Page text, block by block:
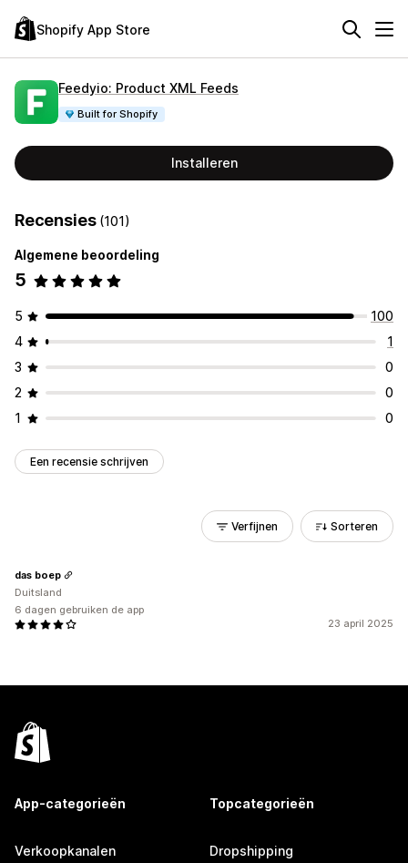
Shopify App Store
Feedyio: Product XML Feeds
Built for Shopify
Installeren
Recensies (101)
Algemene beoordeling
5
5
100
4
1
3
0
2
0
1
0
Een recensie schrijven
Verfijnen Sorteren
23 april 2025
das boep
Duitsland
6 dagen gebruiken de app
App-categorieën
Verkoopkanalen
Topcategorieën
Dropshipping